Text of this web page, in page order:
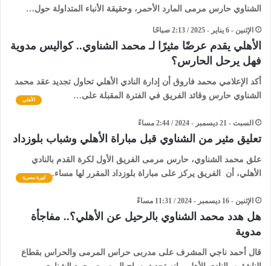
الشناوي حارس مرمى المارد الأحمر، وحقيقة الأنباء المتداولة حول…
الإثنين - 6 يناير - 2025 / 2:13 صباحًا
الأهلي يقدم عرضًا مثيرًا لـ محمد الشناوي.. كواليس مدوية
فهل يرحل الحارس؟
أكد الإعلامي محمد فاروق أن إدارة النادي الأهلي تحاول تجديد عقد محمد
الشناوي حارس وقائد الفريق في الفترة المقبلة على…
الأهلي
السبت - 21 ديسمبر - 2024 / 2:44 مساءً
تعليق مثير من الشناوي قبل مباراة الأهلي وشباب بلوزداد
علق محمد الشناوي، حارس مرمى الفريق الأول لكرة القدم بالنادي
الأهلي، أن الفريق يركز على مباراة بلوزداد المقرر لها مساء…كورة مصرية
الإثنين - 16 ديسمبر - 2024 / 11:31 مساءً
هل هدد محمد الشناوي بالرحيل عن الأهلي؟.. مفاجأة
مدوية
قال أحمد ناجي المشرف على مدربى حراس المرمى والحراس بقطاع